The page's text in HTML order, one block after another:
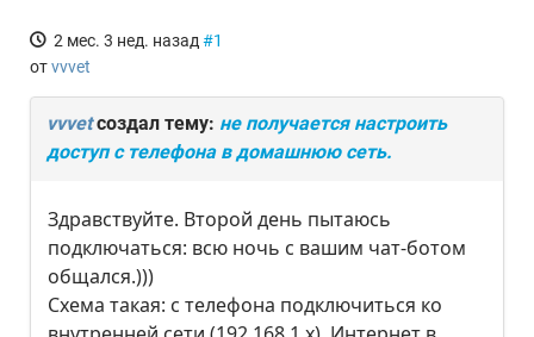
2 мес. 3 нед. назад #1
отvvvet
vvvetсоздал тему: не получается настроить
доступ с телефона в домашнюю сеть.
Здравствуйте. Второй день пытаюсь
подключаться: всю ночь с вашим чат-ботом
общался.)))
Схема такая: с телефона подключиться ко